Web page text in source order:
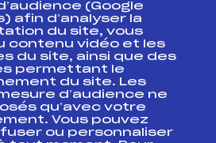
fédéral
Formation, Suivi
(Google
afin d’analyser la
du site, vous
contenu vidéo et les
du site, ainsi que des
permettant le
du site. Les
d’audience ne
qu’avec votre
Vous pouvez
ou personnaliser